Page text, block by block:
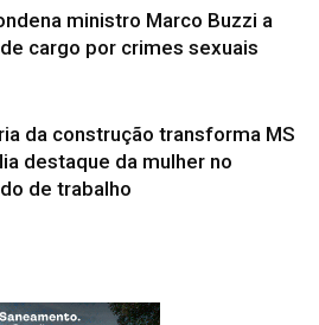
ministro Marco Buzzi a
cargo por crimes sexuais
da construção transforma MS
destaque da mulher no
de trabalho